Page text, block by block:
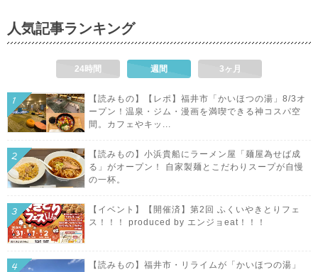
人気記事ランキング
24時間 週間 3ヶ月
【読みもの】【レポ】福井市「かいほつの湯」8/3オ
ープン！温泉・ジム・漫画を満喫できる神コスパ空
間。カフェやキッ...
【読みもの】小浜貴船にラーメン屋「麺屋為せば成
る」がオープン！ 自家製麺とこだわりスープが自慢
の一杯。
【イベント】【開催済】第2回 ふくいやきとりフェ
ス！！！ produced by エンジョeat！！！
【読みもの】福井市・リライムが「かいほつの湯」